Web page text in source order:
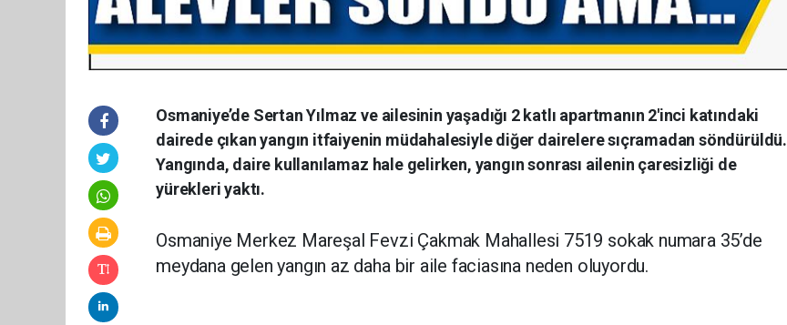
Osmaniye’de Sertan Yılmaz ve ailesinin yaşadığı 2 katlı apartmanın 2'inci katındaki
dairede çıkan yangın itfaiyenin müdahalesiyle diğer dairelere sıçramadan söndürüldü.
Yangında, daire kullanılamaz hale gelirken, yangın sonrası ailenin çaresizliği de
yürekleri yaktı.
Osmaniye Merkez Mareşal Fevzi Çakmak Mahallesi 7519 sokak numara 35’de
meydana gelen yangın az daha bir aile faciasına neden oluyordu.